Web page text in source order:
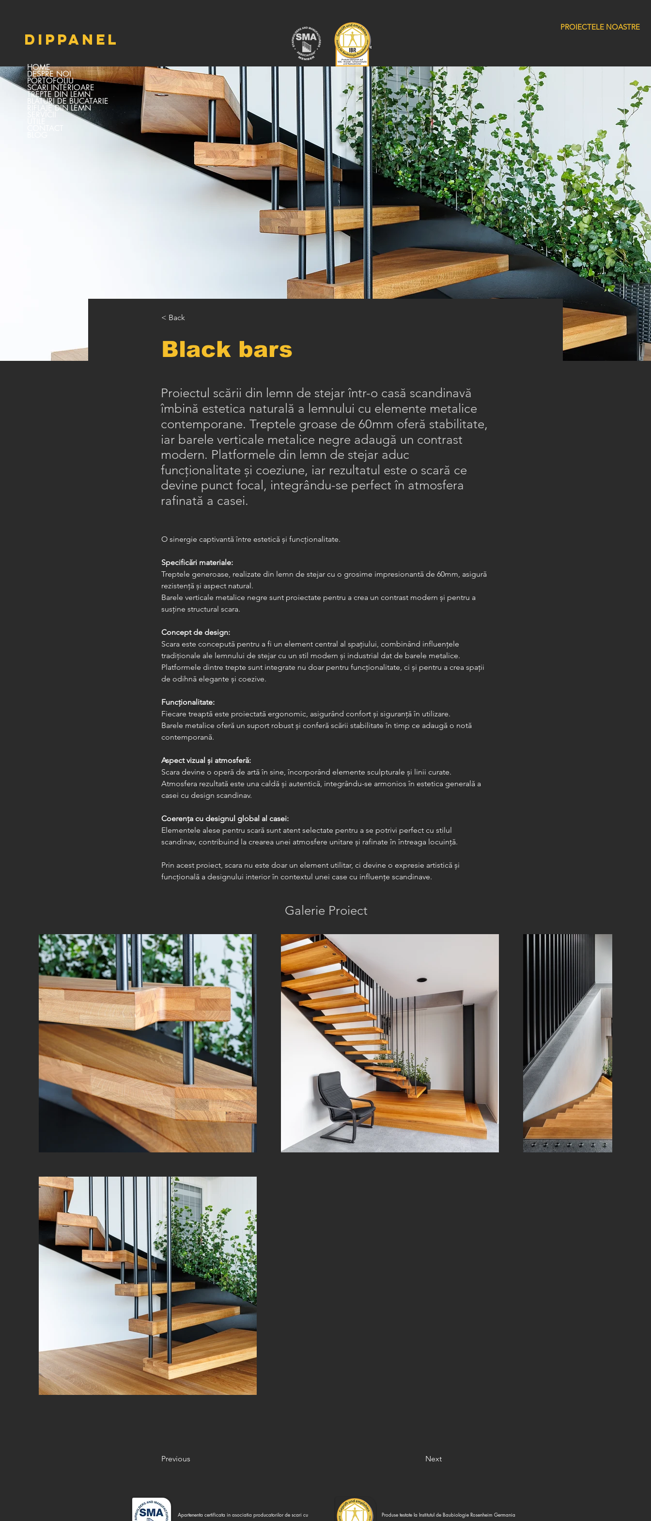
HOME
DESPRE NOI
PORTOFOLIU
SCARI INTERIOARE
TREPTE DIN LEMN
BLATURI DE BUCATARIE
RIFLAJE DIN LEMN
SERVICII
DIPPANEL
PROIECTELE NOASTRE
< Back
Black bars
Proiectul scării din lemn de stejar într-o casă scandinavă
îmbină estetica naturală a lemnului cu elemente metalice
contemporane. Treptele groase de 60mm oferă stabilitate,
iar barele verticale metalice negre adaugă un contrast
modern. Platformele din lemn de stejar aduc
funcționalitate și coeziune, iar rezultatul este o scară ce
devine punct focal, integrându-se perfect în atmosfera
rafinată a casei.
O sinergie captivantă între estetică și funcționalitate.
Specificări materiale:
Treptele generoase, realizate din lemn de stejar cu o grosime impresionantă de 60mm, asigură
rezistență și aspect natural.
Barele verticale metalice negre sunt proiectate pentru a crea un contrast modern și pentru a
susține structural scara.
Concept de design:
Scara este concepută pentru a fi un element central al spațiului, combinând influențele
tradiționale ale lemnului de stejar cu un stil modern și industrial dat de barele metalice.
Platformele dintre trepte sunt integrate nu doar pentru funcționalitate, ci și pentru a crea spații
de odihnă elegante și coezive.
Funcționalitate:
Fiecare treaptă este proiectată ergonomic, asigurând confort și siguranță în utilizare.
Barele metalice oferă un suport robust și conferă scării stabilitate în timp ce adaugă o notă
contemporană.
Aspect vizual și atmosferă:
Scara devine o operă de artă în sine, încorporând elemente sculpturale și linii curate.
Atmosfera rezultată este una caldă și autentică, integrându-se armonios în estetica generală a
casei cu design scandinav.
Coerența cu designul global al casei:
Elementele alese pentru scară sunt atent selectate pentru a se potrivi perfect cu stilul
scandinav, contribuind la crearea unei atmosfere unitare și rafinate în întreaga locuință.
Prin acest proiect, scara nu este doar un element utilitar, ci devine o expresie artistică și
funcțională a designului interior în contextul unei case cu influențe scandinave.
Galerie Proiect
Previous Next
Apartenenta certificata in asociatia producatorilor de scari cu
Produse testate la Institutul de Baubiologie Rosenheim Germania